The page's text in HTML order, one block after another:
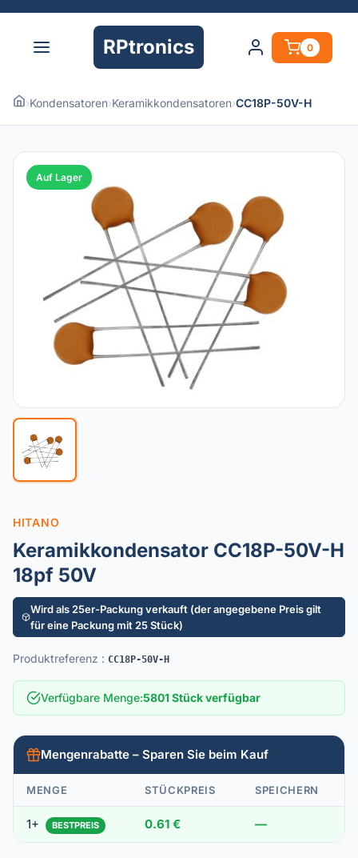
RPtronics 0
›Kondensatoren›Keramikkondensatoren›CC18P-50V-H
Auf Lager
HITANO
Keramikkondensator CC18P-50V-H
18pf 50V
Wird als 25er-Packung verkauft (der angegebene Preis gilt
für eine Packung mit 25 Stück)
Produktreferenz : CC18P-50V-H
Verfügbare Menge:5801 Stück verfügbar
Mengenrabatte – Sparen Sie beim Kauf
MENGE STÜCKPREIS SPEICHERN
1+ BESTPREIS 0.61 € —